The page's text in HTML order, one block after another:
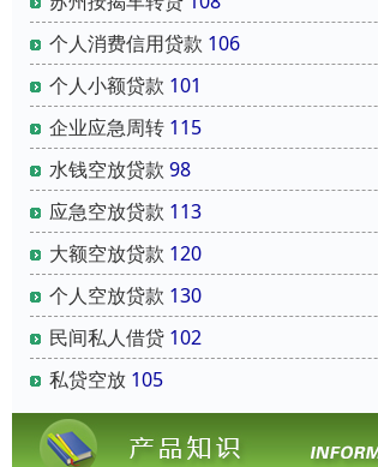
个人消费信用贷款 106
个人小额贷款 101
企业应急周转 115
水钱空放贷款 98
应急空放贷款 113
大额空放贷款 120
个人空放贷款 130
民间私人借贷 102
私贷空放 105